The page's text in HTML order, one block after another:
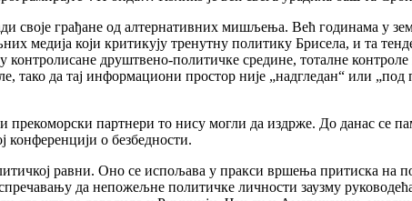
своје грађане од алтернативних мишљења. Већ годинама у
медија који критикују тренутну политику Брисела, и та
контролисане друштвено-политичке средине, тоталне
тако да тај информациони простор није „надгледан“ или
прекоморски партнери то нису могли да издрже. До данас се
о безбедности.
равни. Оно се испољава у пракси вршења притиска на
да непожељне политичке личности заузму